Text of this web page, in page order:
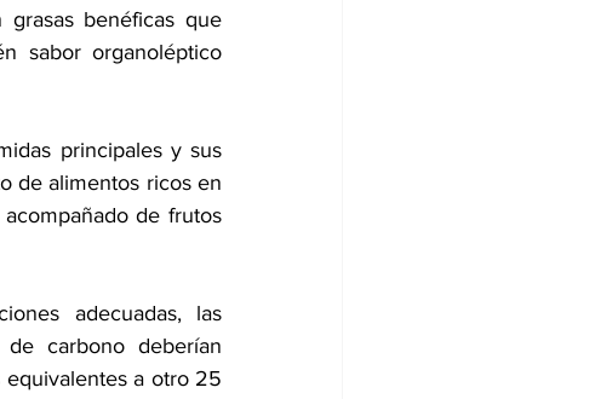
grasas benéficas que
sabor organoléptico
principales y sus
de alimentos ricos en
de frutos
adecuadas, las
de carbono deberían
a otro 25